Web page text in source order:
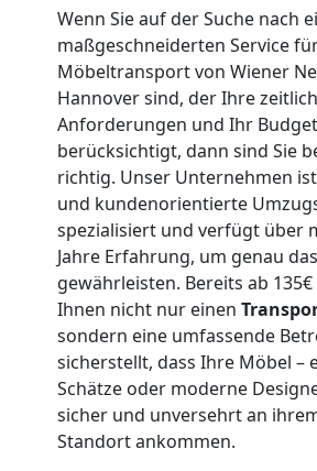
Wenn Sie auf der Suche nach
maßgeschneiderten Service
Möbeltransport von Wiener
Hannover sind, der Ihre
Anforderungen und Ihr Budget
berücksichtigt, dann sind Sie
richtig. Unser Unternehmen
und kundenorientierte
spezialisiert und verfügt über
Jahre Erfahrung, um genau
gewährleisten. Bereits ab
Ihnen nicht nur einen
sondern eine umfassende
sicherstellt, dass Ihre Möbel –
Schätze oder moderne
sicher und unversehrt an
Standort ankommen.
Mann
LKW
Wiener
Neustadt
Kunsttransport
Wiener